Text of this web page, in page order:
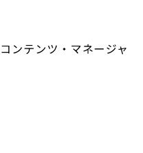
ンテンツ・マネージャ